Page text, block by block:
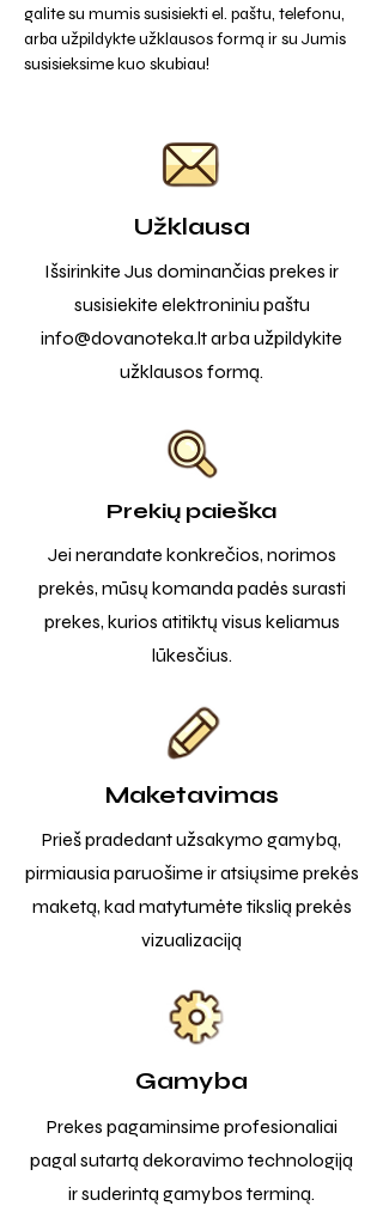
galite su mumis susisiekti el. paštu, telefonu,
arba užpildykte užklausos formą ir su Jumis
susisieksime kuo skubiau!
Užklausa
Išsirinkite Jus dominančias prekes ir
susisiekite elektroniniu paštu
info@dovanoteka.ltarba užpildykite
užklausos formą.
Prekių paieška
Jei nerandate konkrečios, norimos
prekės, mūsų komanda padės surasti
prekes, kurios atitiktų visus keliamus
lūkesčius.
Maketavimas
Prieš pradedant užsakymo gamybą,
pirmiausia paruošime ir atsiųsime prekės
maketą, kad matytumėte tikslią prekės
vizualizaciją
Gamyba
Prekes pagaminsime profesionaliai
pagal sutartą dekoravimo technologiją
ir suderintą gamybos terminą.